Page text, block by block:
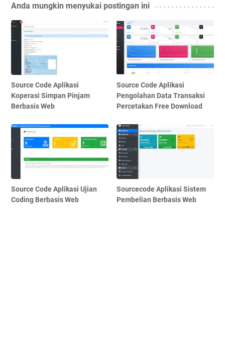
Anda mungkin menyukai postingan ini
Source Code Aplikasi
Koperasi Simpan Pinjam
Berbasis Web
Source Code Aplikasi
Pengolahan Data Transaksi
Percetakan Free Download
Source Code Aplikasi Ujian
Coding Berbasis Web
Sourcecode Aplikasi Sistem
Pembelian Berbasis Web